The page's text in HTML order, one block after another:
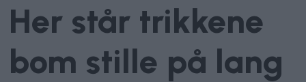
Her står trikkene
bom stille på lang